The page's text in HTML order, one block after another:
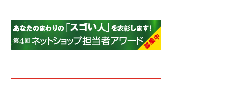
アスクル (1122)
base (1081)